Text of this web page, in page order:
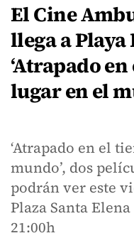
El Cine
llega a
‘Atrapado en
lugar en el
‘Atrapado en el
mundo’, dos
podrán ver este
Plaza Santa
21:00h